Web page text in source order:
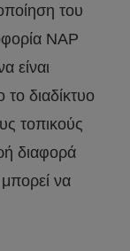
του
NAP
είναι
διαδίκτυο
τοπικούς
διαφορά
να